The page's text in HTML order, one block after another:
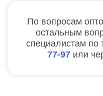
По вопросам
остальным
специалистам по
77-97 или